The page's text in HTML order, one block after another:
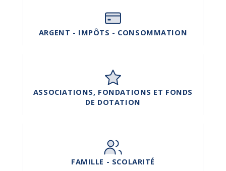
ARGENT - IMPÔTS - CONSOMMATION
ASSOCIATIONS, FONDATIONS ET FONDS
DE DOTATION
FAMILLE - SCOLARITÉ